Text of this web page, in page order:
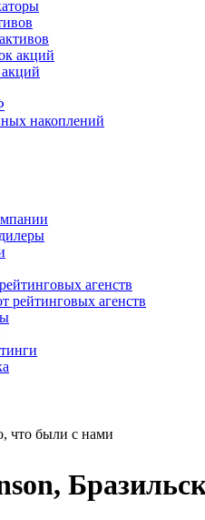
акций
накоплений
агенств
агенств
что были с нами